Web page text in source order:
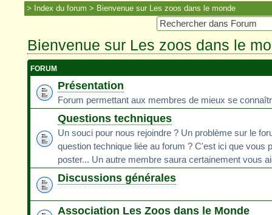
Index du forum Bienvenue sur Les zoos dans le monde
Bienvenue sur Les zoos dans le
FORUM
Présentation
Forum permettant aux membres de mieux se
Questions techniques
Un souci pour nous rejoindre ? Un problème sur le
question technique liée au forum ? C'est ici que vous
poster... Un autre membre saura certainement vous
Discussions générales
Association Les Zoos dans le Monde